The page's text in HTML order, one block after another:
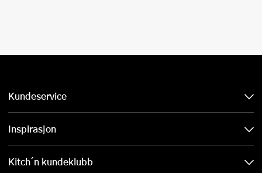
Kundeservice
Inspirasjon
Kitch´n kundeklubb